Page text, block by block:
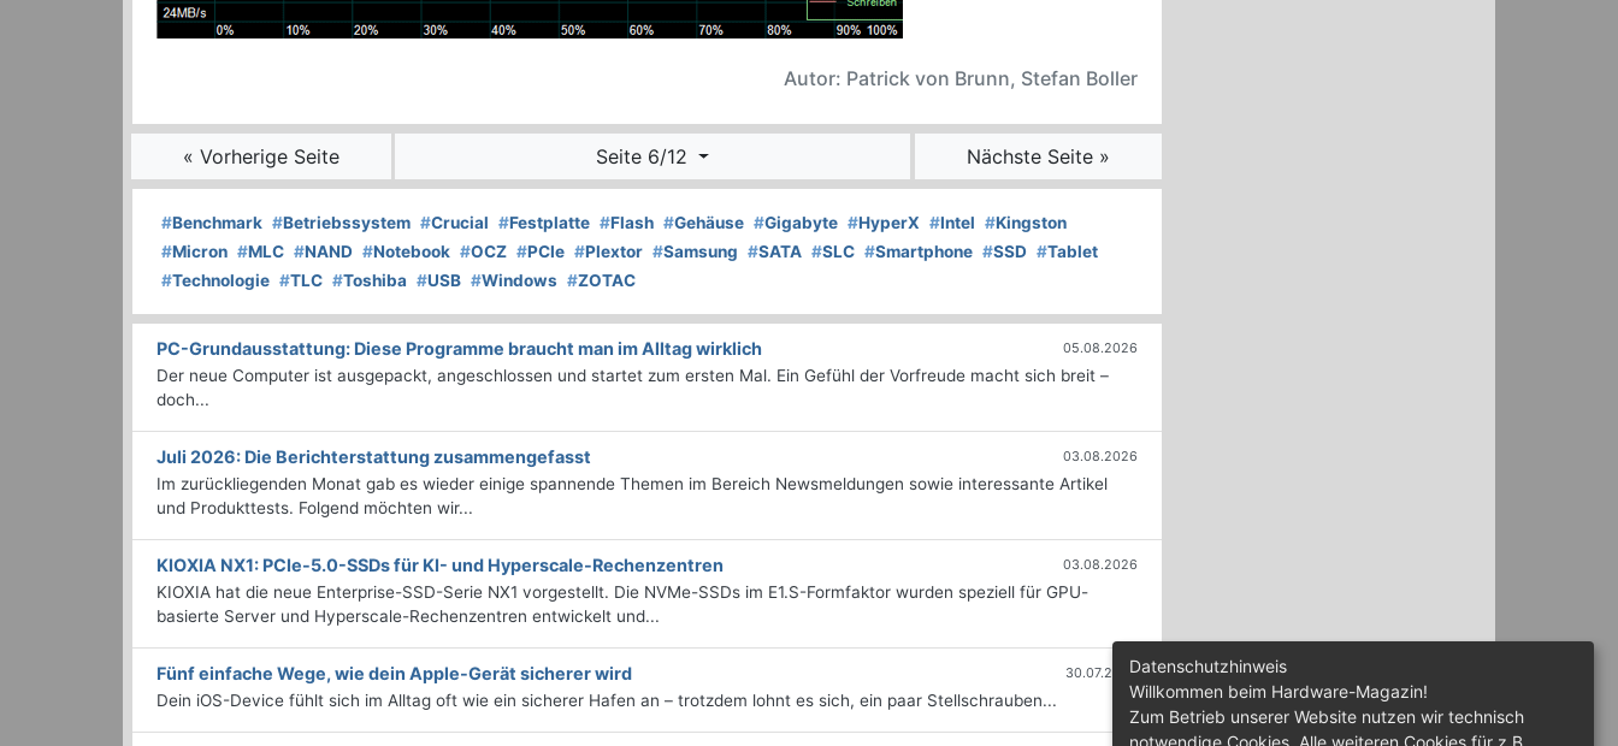
Autor: Patrick von Brunn, Stefan Boller
« Vorherige Seite Seite 6/12 Nächste Seite »
#Benchmark #Betriebssystem #Crucial #Festplatte #Flash #Gehäuse #Gigabyte #HyperX #Intel #Kingston
#Micron #MLC #NAND #Notebook #OCZ #PCIe #Plextor #Samsung #SATA #SLC #Smartphone #SSD #Tablet
#Technologie #TLC #Toshiba #USB #Windows #ZOTAC
PC-Grundausstattung: Diese Programme braucht man im Alltag wirklich 05.08.2026
Der neue Computer ist ausgepackt, angeschlossen und startet zum ersten Mal. Ein Gefühl der Vorfreude macht sich breit –
doch...
Juli 2026: Die Bericht­erstattung zusammengefasst 03.08.2026
Im zurückliegenden Monat gab es wieder einige spannende Themen im Bereich Newsmeldungen sowie interessante Artikel
und Produkttests. Folgend möchten wir...
KIOXIA NX1: PCIe-5.0-SSDs für KI- und Hyperscale-Rechenzentren 03.08.2026
KIOXIA hat die neue Enterprise-SSD-Serie NX1 vorgestellt. Die NVMe-SSDs im E1.S-Formfaktor wurden speziell für GPU-
basierte Server und Hyperscale-Rechenzentren entwickelt und...
Fünf einfache Wege, wie dein Apple-Gerät sicherer wird 30.07.2026
Dein iOS-Device fühlt sich im Alltag oft wie ein sicherer Hafen an – trotzdem lohnt es sich, ein paar Stellschrauben...
Datenschutzhinweis
Willkommen beim Hardware-Magazin!
Zum Betrieb unserer Website nutzen wir technisch
notwendige Cookies. Alle weiteren Cookies für z.B.